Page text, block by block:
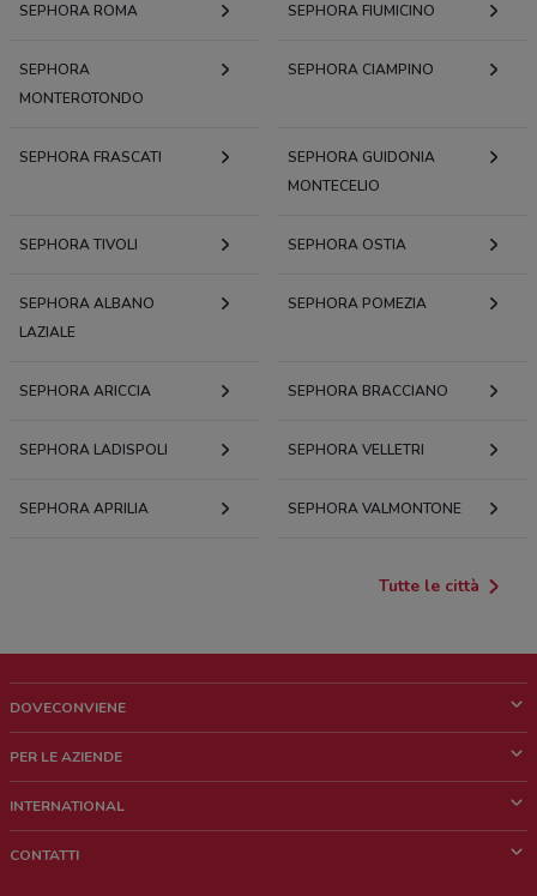
SEPHORA ROMA SEPHORA FIUMICINO
SEPHORA
MONTEROTONDO
SEPHORA CIAMPINO
SEPHORA FRASCATI
SEPHORA GUIDONIA
MONTECELIO
SEPHORA TIVOLI SEPHORA OSTIA
SEPHORA ALBANO
LAZIALE
SEPHORA POMEZIA
SEPHORA ARICCIA SEPHORA BRACCIANO
SEPHORA LADISPOLI SEPHORA VELLETRI
SEPHORA APRILIA SEPHORA VALMONTONE
Tutte le città
DOVECONVIENE
Chi siamo
Lavora con noi
PER LE AZIENDE
Richieste commerciali e marketing
INTERNATIONAL
CONTATTI